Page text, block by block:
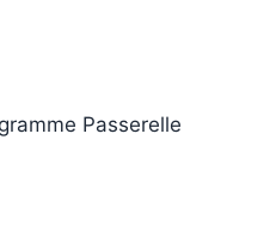
Passerelle